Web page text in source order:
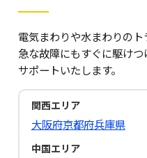
電気まわりや水まわりのト
急な故障にもすぐに駆け
サポートいたします。
関西エリア
大阪府京都府兵庫県
中国エリア